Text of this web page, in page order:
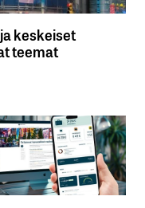
keskeiset
teemat